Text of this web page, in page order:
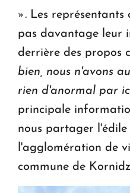
». Les
pas davantage leur
derrière des propos
bien, nous n'avons
rien d'anormal par
principale
nous partager l'édile
l'agglomération de
commune de